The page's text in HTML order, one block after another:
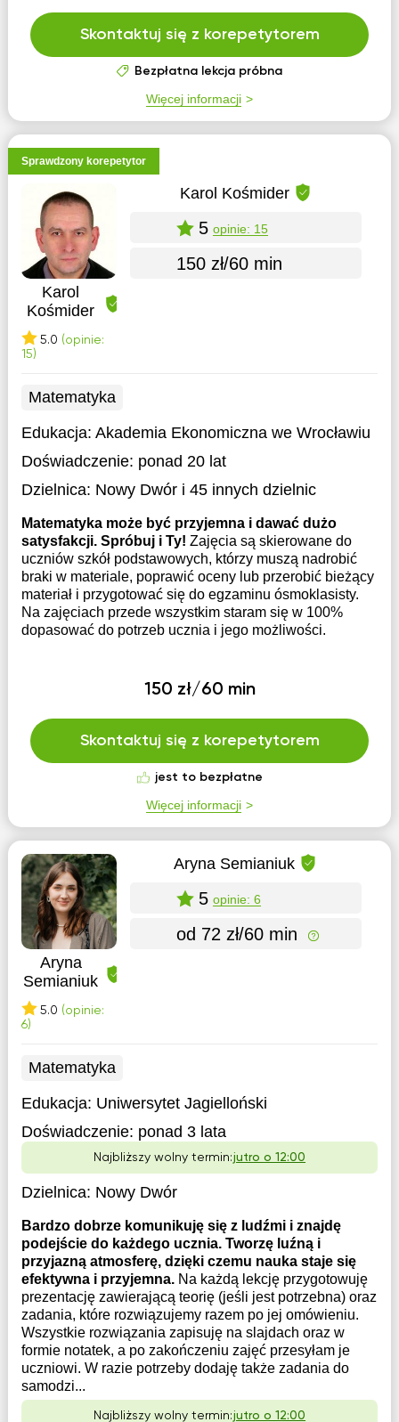
Skontaktuj się z korepetytorem
Bezpłatna lekcja próbna
Więcej informacji
Sprawdzony korepetytor
Karol
Kośmider
5.0 (opinie:
15)
Karol Kośmider
5 opinie: 15
150 zł/60 min
Matematyka
Edukacja: Akademia Ekonomiczna we Wrocławiu
Doświadczenie: ponad 20 lat
Dzielnica: Nowy Dwóri 45 innych dzielnic
Matematyka może być przyjemna i dawać dużo
satysfakcji. Spróbuj i Ty! Zajęcia są skierowane do
uczniów szkół podstawowych, którzy muszą nadrobić
braki w materiale, poprawić oceny lub przerobić bieżący
materiał i przygotować się do egzaminu ósmoklasisty.
Na zajęciach przede wszystkim staram się w 100%
dopasować do potrzeb ucznia i jego możliwości.
150 zł/60 min
Skontaktuj się z korepetytorem
jest to bezpłatne
Więcej informacji
Aryna
Semianiuk
5.0 (opinie:
6)
Aryna Semianiuk
5 opinie: 6
od 72 zł/60 min
Matematyka
Edukacja: Uniwersytet Jagielloński
Doświadczenie: ponad 3 lata
Najbliższy wolny termin:jutro o 12:00
Dzielnica: Nowy Dwór
Bardzo dobrze komunikuję się z ludźmi i znajdę
podejście do każdego ucznia. Tworzę luźną i
przyjazną atmosferę, dzięki czemu nauka staje się
efektywna i przyjemna. Na każdą lekcję przygotowuję
prezentację zawierającą teorię (jeśli jest potrzebna) oraz
zadania, które rozwiązujemy razem po jej omówieniu.
Wszystkie rozwiązania zapisuję na slajdach oraz w
formie notatek, a po zakończeniu zajęć przesyłam je
uczniowi. W razie potrzeby dodaję także zadania do
samodzi...
Najbliższy wolny termin:jutro o 12:00